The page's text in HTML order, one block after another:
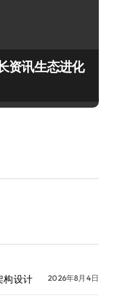
资讯生态进化
构设计 2026年8月4日